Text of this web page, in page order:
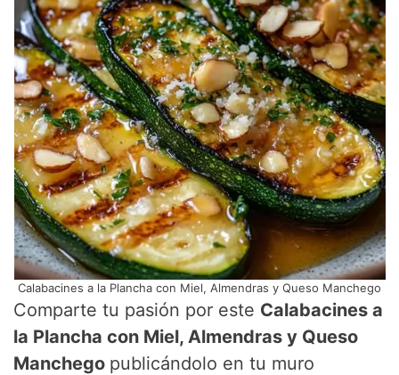
Calabacines a la Plancha con Miel, Almendras y Queso Manchego
Comparte tu pasión por este Calabacines a
la Plancha con Miel, Almendras y Queso
Manchego publicándolo en tu muro